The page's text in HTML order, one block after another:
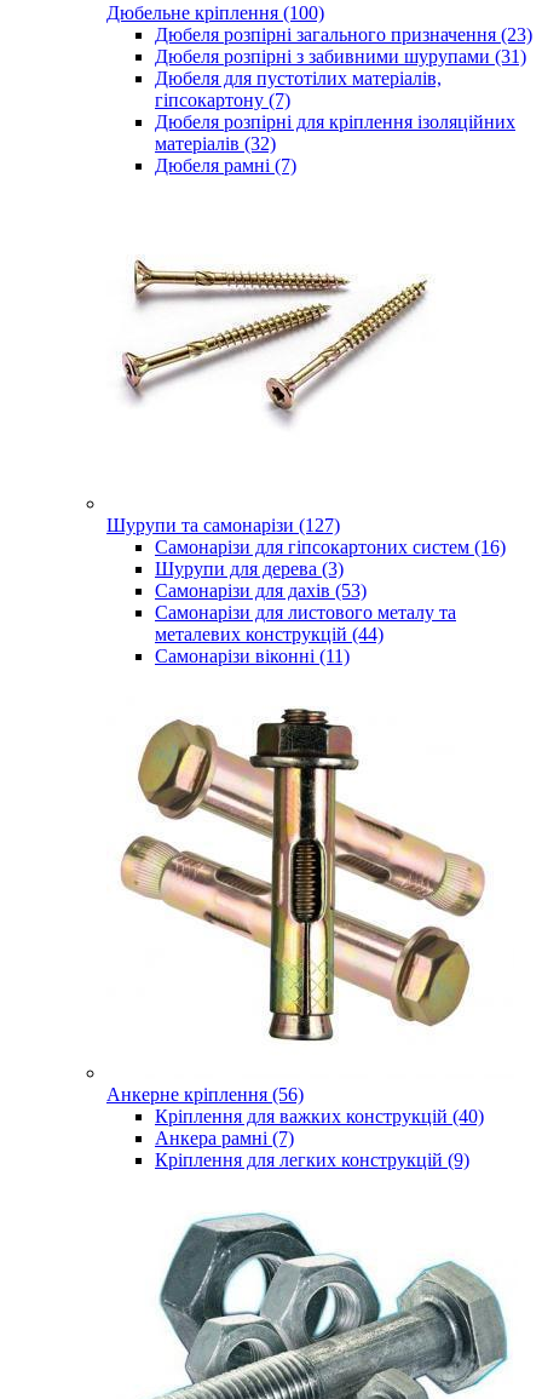
Дюбельне кріплення (100)
Дюбеля розпірні загального призначення (23)
Дюбеля розпірні з забивними шурупами (31)
Дюбеля для пустотілих матеріалів,
гіпсокартону (7)
Дюбеля розпірні для кріплення ізоляційних
матеріалів (32)
Дюбеля рамні (7)
Шурупи та самонарізи (127)
Самонарізи для гіпсокартоних систем (16)
Шурупи для дерева (3)
Самонарізи для дахів (53)
Самонарізи для листового металу та
металевих конструкцій (44)
Самонарізи віконні (11)
Анкерне кріплення (56)
Кріплення для важких конструкцій (40)
Анкера рамні (7)
Кріплення для легких конструкцій (9)